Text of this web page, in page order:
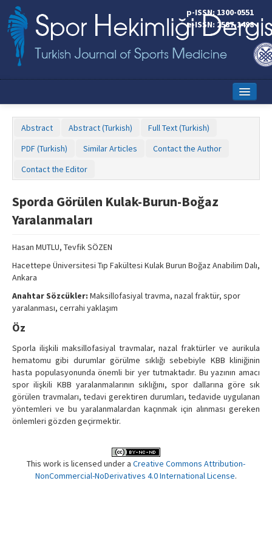
p-ISSN: 1300-0551
e-ISSN: 2587-1498
Editorial Board
Contact Us
Abstract Abstract (Turkish)
Full Text (Turkish)
PDF (Turkish)
Similar Articles
Contact the Author
Contact the Editor
Sporda Görülen Kulak-Burun-Boğaz
Yaralanmaları
Hasan MUTLU, Tevfik SÖZEN
Hacettepe Üniversitesi Tıp Fakültesi Kulak Burun Boğaz Anabilim Dalı,
Ankara
Anahtar Sözcükler: Maksillofasiyal travma, nazal fraktür, spor
yaralanması, cerrahi yaklaşım
Öz
Sporla ilişkili maksillofasiyal travmalar, nazal fraktürler ve aurikula
hematomu gibi durumlar görülme sıklığı sebebiyle KBB kliniğinin
hasta populasyonunda önemli bir yer tutmaktadır. Bu yazının amacı
spor ilişkili KBB yaralanmalarının sıklığını, spor dallarına göre sık
görülen travmaları, tedavi gerektiren durumları, tedavide uygulanan
yöntemleri ve bu yaralanmalardan kaçınmak için alınması gereken
önlemleri gözden geçirmektir.
This work is licensed under a Creative Commons Attribution-
NonCommercial-NoDerivatives 4.0 International License.